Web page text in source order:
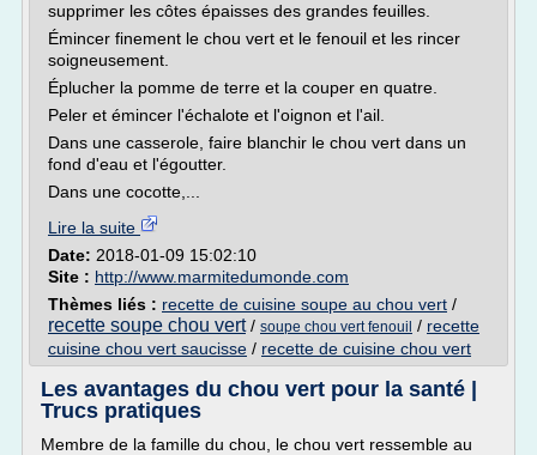
supprimer les côtes épaisses des grandes feuilles.
Émincer finement le chou vert et le fenouil et les rincer
soigneusement.
Éplucher la pomme de terre et la couper en quatre.
Peler et émincer l'échalote et l'oignon et l'ail.
Dans une casserole, faire blanchir le chou vert dans un
fond d'eau et l'égoutter.
Dans une cocotte,...
Lire la suite
Date: 2018-01-09 15:02:10
Site : http://www.marmitedumonde.com
Thèmes liés : recette de cuisine soupe au chou vert /
recette soupe chou vert/ soupe chou vert fenouil / recette
cuisine chou vert saucisse / recette de cuisine chou vert
Les avantages du chou vert pour la santé |
Trucs pratiques
Membre de la famille du chou, le chou vert ressemble au